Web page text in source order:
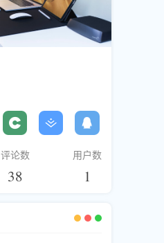
评论数
38
用户数
1